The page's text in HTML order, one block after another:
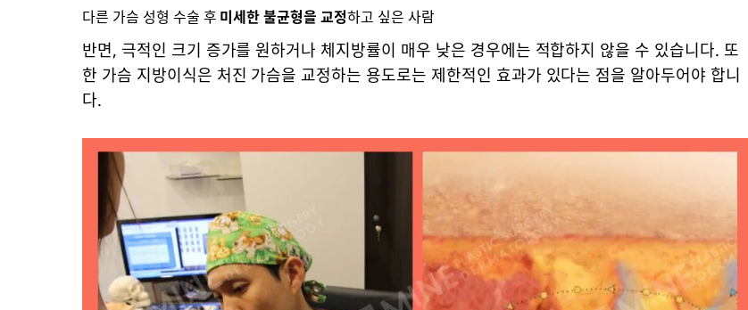
다른 가슴 성형 수술 후 미세한 불균형을 교정하고 싶은 사람
반면, 극적인 크기 증가를 원하거나 체지방률이 매우 낮은 경우에는 적합하지 않을 수 있습니다. 또
한 가슴 지방이식은 처진 가슴을 교정하는 용도로는 제한적인 효과가 있다는 점을 알아두어야 합니
다.